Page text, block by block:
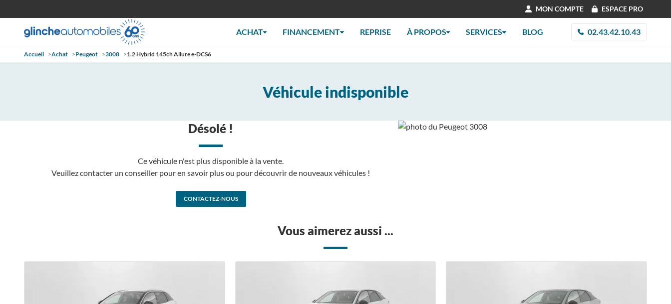
MON COMPTE ESPACE PRO
ACHAT FINANCEMENT REPRISE À PROPOS SERVICES BLOG 02.43.42.10.43
Accueil >Achat >Peugeot >3008 >1.2 Hybrid 145ch Allure e-DCS6
Véhicule indisponible
Désolé !
Ce véhicule n'est plus disponible à la vente.
Veuillez contacter un conseiller pour en savoir plus ou pour découvrir de nouveaux véhicules !
CONTACTEZ-NOUS
Vous aimerez aussi ...